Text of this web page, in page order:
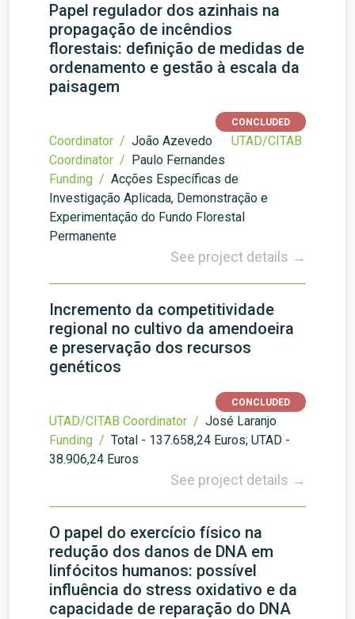
Papel regulador dos azinhais na
propagação de incêndios
florestais: definição de medidas de
ordenamento e gestão à escala da
paisagem
CONCLUDED
Coordinator / João Azevedo
UTAD/CITAB
Coordinator / Paulo Fernandes
Funding / Acções Específicas de
Investigação Aplicada, Demonstração e
Experimentação do Fundo Florestal
Permanente
See project details →
Incremento da competitividade
regional no cultivo da amendoeira
e preservação dos recursos
genéticos
CONCLUDED
UTAD/CITAB Coordinator / José Laranjo
Funding / Total - 137.658,24 Euros; UTAD -
38.906,24 Euros
See project details →
O papel do exercício físico na
redução dos danos de DNA em
linfócitos humanos: possível
influência do stress oxidativo e da
capacidade de reparação do DNA